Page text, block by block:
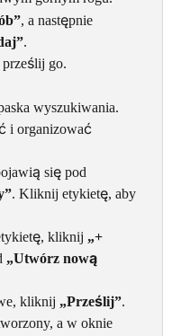
, a następnie
.
go.
wyszukiwania.
i organizować
się pod
. Kliknij etykietę, aby
kliknij „+
„Utwórz nową
kliknij „Prześlij”.
a w oknie